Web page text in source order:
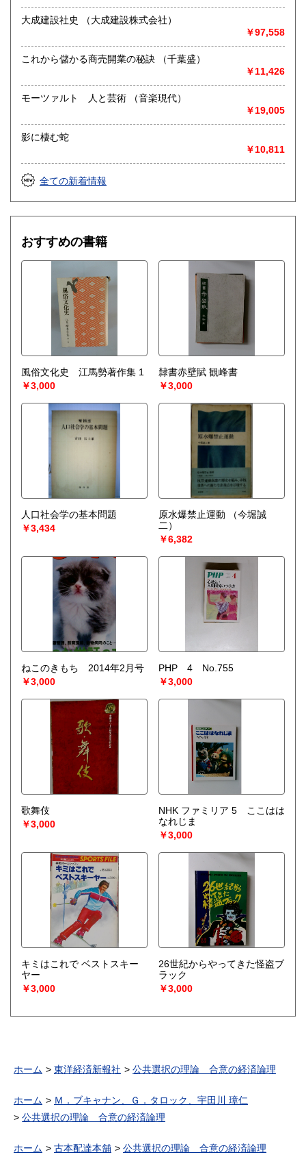
大成建設社史 （大成建設株式会社）
￥97,558
これから儲かる商売開業の秘訣 （千葉盛）
￥11,426
モーツァルト 人と芸術 （音楽現代）
￥19,005
影に棲む蛇
￥10,811
全ての新着情報
おすすめの書籍
風俗文化史 江馬勢著作集 1
￥3,000
隸書赤壁賦 観峰書
￥3,000
人口社会学の基本問題
￥3,434
原水爆禁止運動
（今堀誠
二）
￥6,382
ねこのきもち 2014年2月号
￥3,000
PHP 4 No.755
￥3,000
歌舞伎
￥3,000
NHK ファミリア 5 ここはは
なれじま
￥3,000
キミはこれで ベストスキー
ヤー
￥3,000
26世紀からやってきた怪盗ブ
ラック
￥3,000
ホーム 東洋経済新報社 公共選択の理論 合意の経済論理
ホーム
Ｍ．ブキャナン、Ｇ．タロック、宇田川 璋仁
公共選択の理論 合意の経済論理
ホーム 古本配達本舗 公共選択の理論 合意の経済論理